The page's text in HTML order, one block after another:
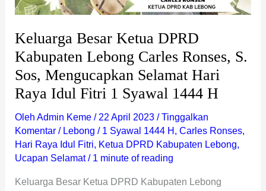
Keluarga Besar Ketua DPRD
Kabupaten Lebong Carles Ronses, S.
Sos, Mengucapkan Selamat Hari
Raya Idul Fitri 1 Syawal 1444 H
Oleh Admin Keme / 22 April 2023 /Tinggalkan
Komentar / Lebong / 1 Syawal 1444 H , Carles Ronses,
Hari Raya Idul Fitri, Ketua DPRD Kabupaten Lebong,
Ucapan Selamat/ 1 minute of reading
Keluarga Besar Ketua DPRD Kabupaten Lebong
Mengucapkan
Hari
Raya
Idul
Fitri
Syawal
1444
H